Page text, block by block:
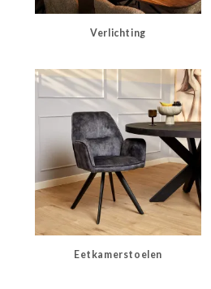
Verlichting
Eetkamerstoelen